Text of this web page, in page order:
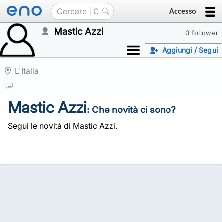
Accesso
0 follower
Mastic Azzi
Aggiungi / Segui
L'Italia
Mastic Azzi: Che novità ci sono?
Segui le novità di Mastic Azzi.